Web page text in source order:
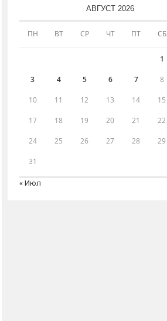
АВГУСТ 2026
ПН ВТ СР ЧТ ПТ СБ
1
3 4 5 6 7 8
10 11 12 13 14 15
17 18 19 20 21 22
24 25 26 27 28 29
31
« Июл